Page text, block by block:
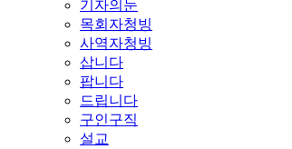
기자의눈
목회자청빙
사역자청빙
삽니다
팝니다
드립니다
구인구직
설교